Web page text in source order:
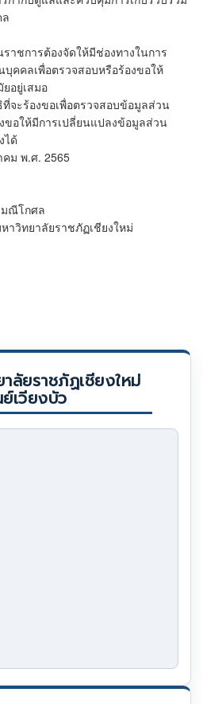
ชการต้องจัดให้มีช่องทางในการ
คคลเพื่อตรวจสอบหรือร้องขอให้
อยู่เสมอ
จะร้องขอเพื่อตรวจสอบข้อมูลส่วน
อให้มีการเปลี่ยนแปลงข้อมูลส่วน
ได้
ม พ.ศ. 2565
มณีโกศล
าวิทยาลัยราชภัฏเชียงใหม่
ลัยราชภัฏเชียงใหม่
เวียงบัว